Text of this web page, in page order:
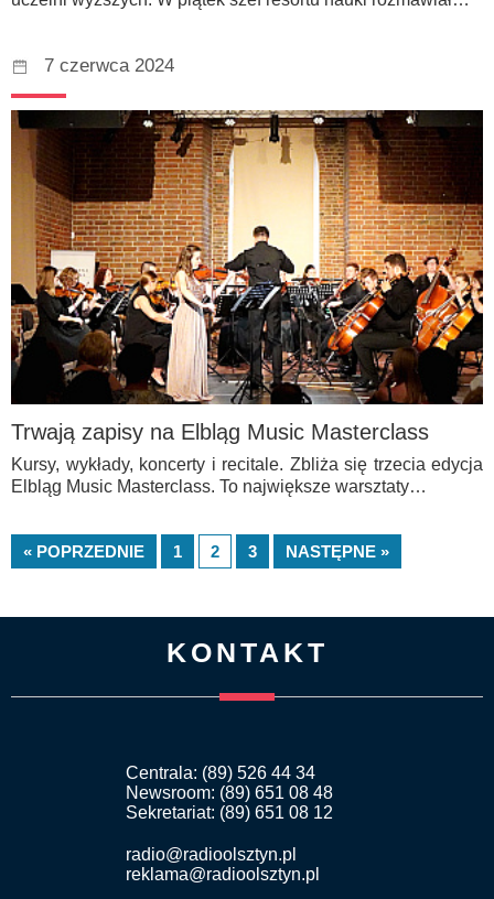
7 czerwca 2024
Trwają zapisy na Elbląg Music Masterclass
Kursy, wykłady, koncerty i recitale. Zbliża się trzecia edycja
Elbląg Music Masterclass. To największe warsztaty…
« POPRZEDNIE 1 2 3 NASTĘPNE »
KONTAKT
Centrala: (89) 526 44 34
Newsroom: (89) 651 08 48
Sekretariat: (89) 651 08 12
radio@radioolsztyn.pl
reklama@radioolsztyn.pl